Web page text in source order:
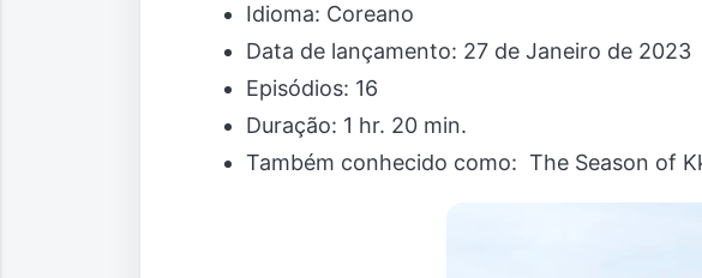
Idioma: Coreano
Data de lançamento: 27 de Janeiro de 2023
Episódios: 16
Duração: 1 hr. 20 min.
Também conhecido como: The Season of